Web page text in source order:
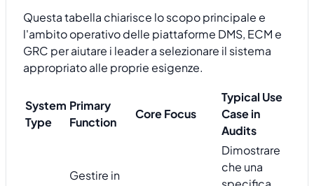
Questa tabella chiarisce lo scopo principale e
l'ambito operativo delle piattaforme DMS, ECM e
GRC per aiutare i leader a selezionare il sistema
appropriato alle proprie esigenze.
System
Type
Primary
Function
Core Focus
Typical Use
Case in
Audits
Gestire in
Dimostrare
che una